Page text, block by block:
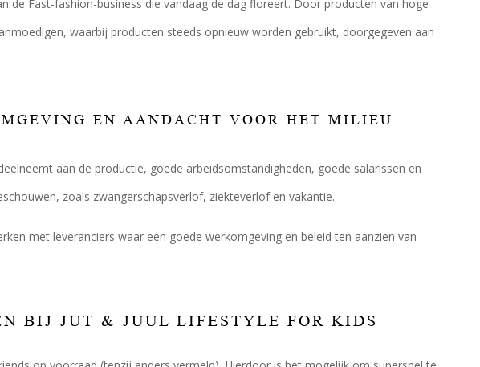
de Fast-fashion-business die vandaag de dag floreert. Door producten van hoge
waarbij producten steeds opnieuw worden gebruikt, doorgegeven aan
EN AANDACHT VOOR HET MILIEU
aan de productie, goede arbeidsomstandigheden, goede salarissen en
zoals zwangerschapsverlof, ziekteverlof en vakantie.
met leveranciers waar een goede werkomgeving en beleid ten aanzien van
BIJ JUT & JUUL LIFESTYLE FOR KIDS